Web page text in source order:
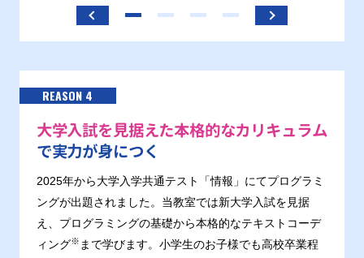
REASON 4
大学入試を見据えた本格的なカリキュラム
で実力が身につく
2025年から大学入学共通テスト「情報」にてプログラミ
ングが出題されました。当教室では新大学入試を見据
え、プログラミングの基礎から本格的なテキストコーデ
ィング※ まで学びます。小学生のお子様でも高校卒業程